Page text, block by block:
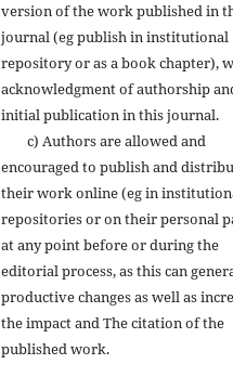
version of the work published in
journal (eg publish in institutional
repository or as a book chapter),
acknowledgment of authorship
initial publication in this journal.
c) Authors are allowed and
encouraged to publish and
their work online (eg in
repositories or on their personal
at any point before or during the
editorial process, as this can
productive changes as well as
the impact and The citation of the
published work.